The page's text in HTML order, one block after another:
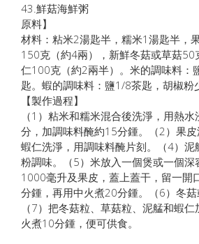
43.鮮菇海鮮粥
原料】
材料：粘米2湯匙半，糯米1湯匙半，
150克（約4兩），新鮮冬菇或草菇50
仁100克（約2兩半）。米的調味料：
匙。蝦的調味料：鹽1/8茶匙，胡椒粉
【製作過程】
（1）粘米和糯米混合後洗淨，用熱
分，加調味料醃約15分鍾。（2）果皮
蝦仁洗淨，用調味料醃片刻。（4）泥
粉調味。（5）米放入一個煲或一個深
1000毫升及果皮，蓋上蓋干，留一開
分鍾，再用中火煮20分鍾。（6）冬菇
（7）把冬菇粒、草菇粒、泥艋和蝦
火煮10分鍾，便可供食。